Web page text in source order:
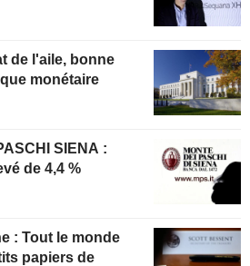
de l'aile, bonne
monétaire
SIENA :
de 4,4 %
: Tout le monde
papiers de